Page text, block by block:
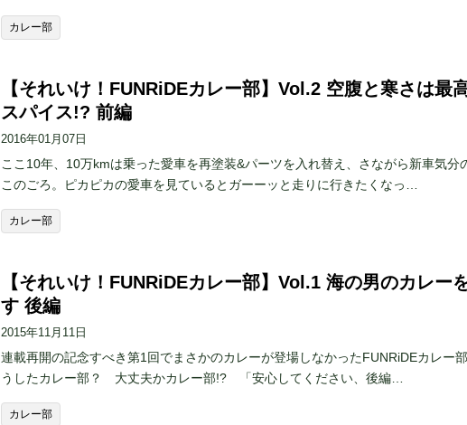
カレー部
【それいけ！FUNRiDEカレー部】Vol.2 空腹と寒さは最
スパイス!? 前編
2016年01月07日
ここ10年、10万kmは乗った愛車を再塗装&パーツを入れ替え、さながら新車気分
このごろ。ピカピカの愛車を見ているとガーーッと走りに行きたくなっ…
カレー部
【それいけ！FUNRiDEカレー部】Vol.1 海の男のカレー
す 後編
2015年11月11日
連載再開の記念すべき第1回でまさかのカレーが登場しなかったFUNRiDEカレー
うしたカレー部？ 大丈夫かカレー部!? 「安心してください、後編…
カレー部